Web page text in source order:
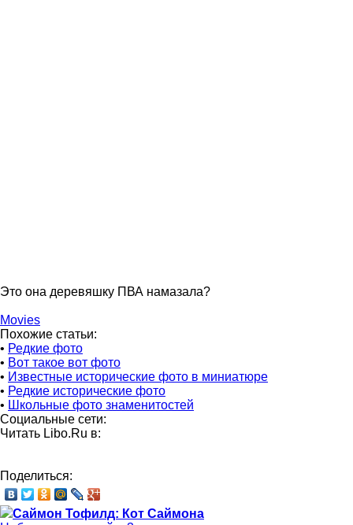
Это она деревяшку ПВА намазала?
Movies
Похожие статьи:
• Редкие фото
• Вот такое вот фото
• Известные исторические фото в миниатюре
• Редкие исторические фото
• Школьные фото знаменитостей
Социальные сети:
Читать Libo.Ru в:
Поделиться:
Саймон Тофилд: Кот Саймона